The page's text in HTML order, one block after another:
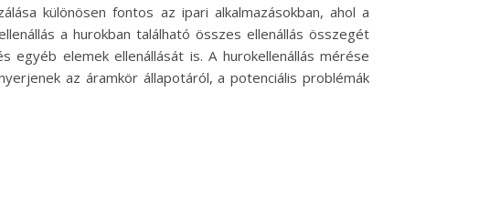
különösen fontos az ipari alkalmazásokban, ahol a
a hurokban található összes ellenállás összegét
elemek ellenállását is. A hurokellenállás mérése
az áramkör állapotáról, a potenciális problémák